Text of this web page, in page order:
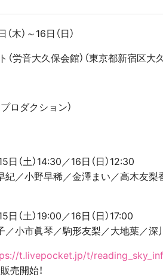
木）～16日（日）
ト（労音大久保会館）（東京都新宿区
ロダクション）
日（土）14:30／16日（日）12:30
紀／小野早稀／金澤まい／高木友梨
日（土）19:00／16日（日）17:00
／小市眞琴／駒形友梨／大地葉／深
t.livepocket.jp/t/
売開始！